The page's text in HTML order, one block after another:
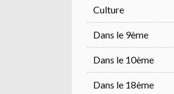
Culture
Dans le 9ème
Dans le 10ème
Dans le 18ème